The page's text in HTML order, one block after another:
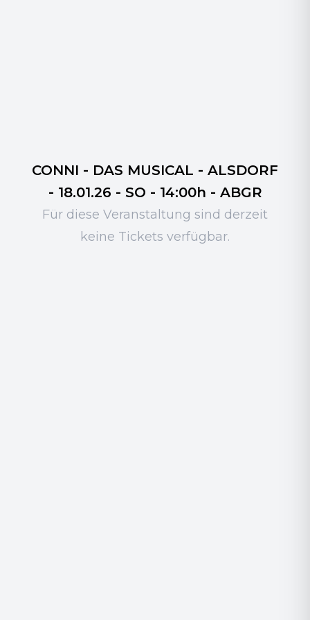
CONNI - DAS MUSICAL - ALSDORF
- 18.01.26 - SO - 14:00h - ABGR
Für diese Veranstaltung sind derzeit
keine Tickets verfügbar.